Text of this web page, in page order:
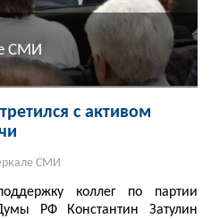
СМИ
с активом
СМИ
коллег по партии
РФ Константин Затулин